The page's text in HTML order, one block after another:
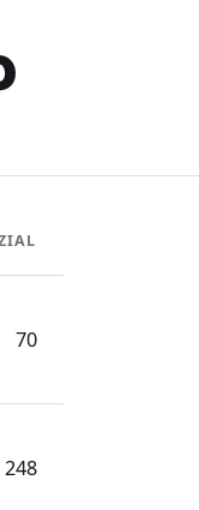
70
248